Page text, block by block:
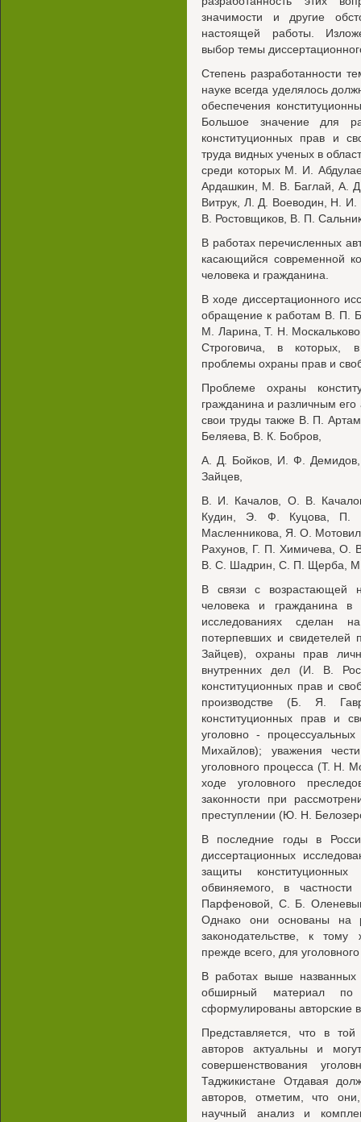
значимости и другие
настоящей работы.
выбор темы
Степень разработанности
науке всегда уделялось
обеспечения
Большое значение для
конституционных прав и
труда видных ученых в
среди которых М. И.
Ардашкин, М. В. Баглай, А.
Витрук, Л. Д. Воеводин, Н.
В. Ростовщиков, В. П.
В работах перечисленных
касающийся современной
человека и гражданина.
В ходе диссертационного
обращение к работам В. П.
М. Ларина, Т. Н.
Строговича, в которых, в
проблемы охраны прав и
Проблеме охраны
гражданина и различным его
свои труды также В. П.
Беляева, В. К. Бобров,
A. Д. Бойков, И. Ф.
Зайцев,
B. И. Качалов, О. В.
Кудин, Э. Ф. Куцова, П.
Масленникова, Я. О.
Рахунов, Г. П. Химичева, О.
В. С. Шадрин, С. П. Щерба, М.
В связи с возрастающей
человека и гражданина в
исследованиях сделан
потерпевших и
Зайцев), охраны прав
внутренних дел (И. В.
конституционных прав и
производстве (Б. Я.
конституционных прав и
уголовно -
Михайлов); уважения
уголовного процесса (Т. Н.
ходе уголовного
законности при
преступлении (Ю. Н.
В последние годы в
диссертационных
защиты
обвиняемого, в
Парфеновой, С. Б.
Однако они основаны на
законодательстве, к
прежде всего, для
В работах выше названных
обширный материал
сформулированы авторские
Представляется, что в
авторов актуальны и
совершенствования
Таджикистане Отдавая
авторов, отметим, что
научный анализ и